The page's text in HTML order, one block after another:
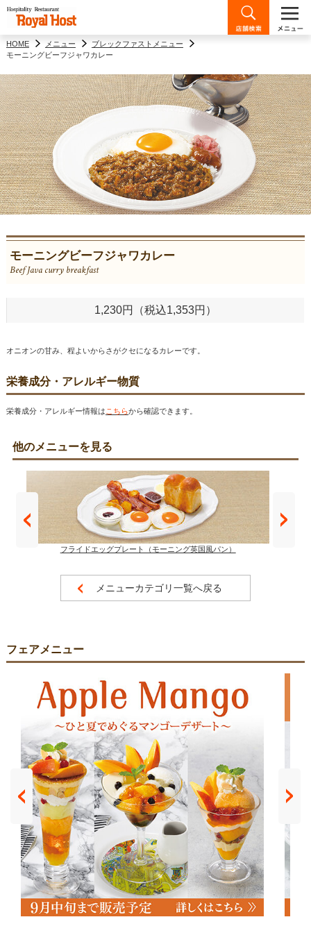
HOME メニュー
ブレックファストメニュー
モーニングビーフジャワカレー
モーニングビーフジャワカレー
Beef Java curry breakfast
1,230円（税込1,353円）
オニオンの甘み、程よいからさがクセになるカレーです。
栄養成分・アレルギー物質
栄養成分・アレルギー情報は こちらから確認できます。
他のメニューを見る
フライドエッグプレート（モーニング英国風パン）
メニューカテゴリ一覧へ戻る
フェアメニュー